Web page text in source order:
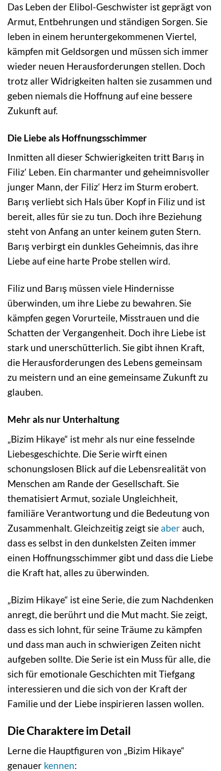
Das Leben der Elibol-Geschwister ist geprägt von
Armut, Entbehrungen und ständigen Sorgen. Sie
leben in einem heruntergekommenen Viertel,
kämpfen mit Geldsorgen und müssen sich immer
wieder neuen Herausforderungen stellen. Doch
trotz aller Widrigkeiten halten sie zusammen und
geben niemals die Hoffnung auf eine bessere
Zukunft auf.
Die Liebe als Hoffnungsschimmer
Inmitten all dieser Schwierigkeiten tritt Barış in
Filiz‘ Leben. Ein charmanter und geheimnisvoller
junger Mann, der Filiz‘ Herz im Sturm erobert.
Barış verliebt sich Hals über Kopf in Filiz und ist
bereit, alles für sie zu tun. Doch ihre Beziehung
steht von Anfang an unter keinem guten Stern.
Barış verbirgt ein dunkles Geheimnis, das ihre
Liebe auf eine harte Probe stellen wird.
Filiz und Barış müssen viele Hindernisse
überwinden, um ihre Liebe zu bewahren. Sie
kämpfen gegen Vorurteile, Misstrauen und die
Schatten der Vergangenheit. Doch ihre Liebe ist
stark und unerschütterlich. Sie gibt ihnen Kraft,
die Herausforderungen des Lebens gemeinsam
zu meistern und an eine gemeinsame Zukunft zu
glauben.
Mehr als nur Unterhaltung
„Bizim Hikaye“ ist mehr als nur eine fesselnde
Liebesgeschichte. Die Serie wirft einen
schonungslosen Blick auf die Lebensrealität von
Menschen am Rande der Gesellschaft. Sie
thematisiert Armut, soziale Ungleichheit,
familiäre Verantwortung und die Bedeutung von
Zusammenhalt. Gleichzeitig zeigt sie aber auch,
dass es selbst in den dunkelsten Zeiten immer
einen Hoffnungsschimmer gibt und dass die Liebe
die Kraft hat, alles zu überwinden.
„Bizim Hikaye“ ist eine Serie, die zum Nachdenken
anregt, die berührt und die Mut macht. Sie zeigt,
dass es sich lohnt, für seine Träume zu kämpfen
und dass man auch in schwierigen Zeiten nicht
aufgeben sollte. Die Serie ist ein Muss für alle, die
sich für emotionale Geschichten mit Tiefgang
interessieren und die sich von der Kraft der
Familie und der Liebe inspirieren lassen wollen.
Die Charaktere im Detail
Lerne die Hauptfiguren von „Bizim Hikaye“
genauer kennen: